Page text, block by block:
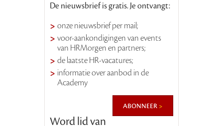
De nieuwsbrief is gratis. Je ontvangt:
onze nieuwsbrief per mail;
voor-aankondigingen van events
van HRMorgen en partners;
de laatste HR-vacatures;
informatie over aanbod in de
Academy
abonneer
Word lid van